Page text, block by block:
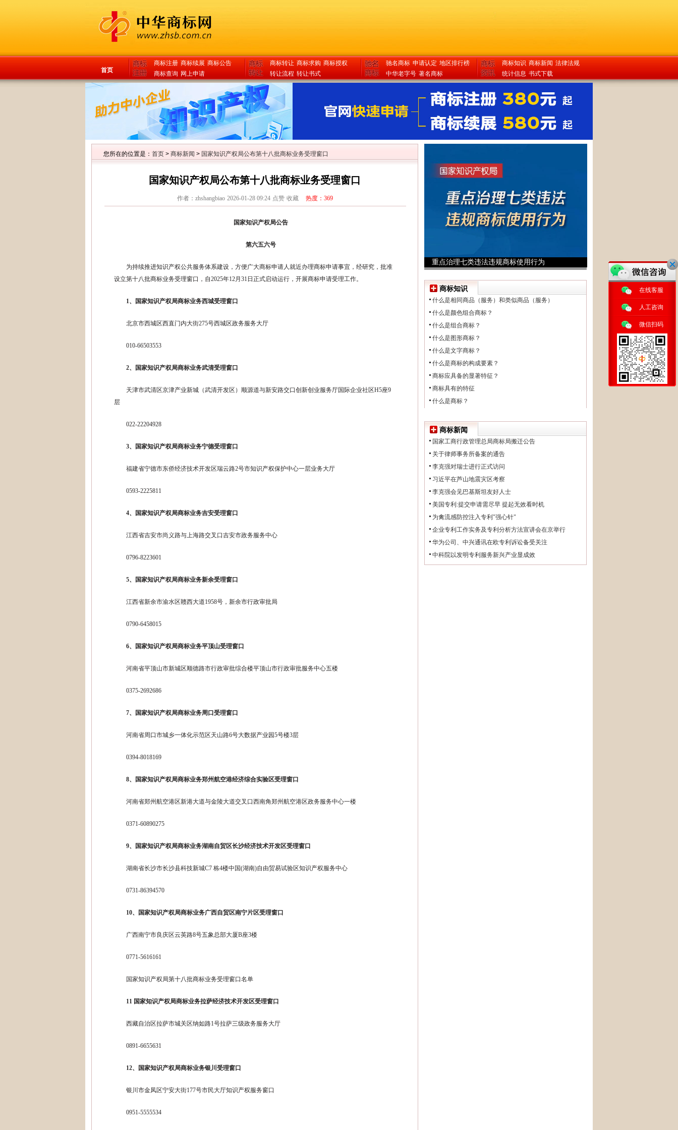
首页
商标注册 商标续展 商标公告
商标查询 网上申请
商标转让 商标求购 商标授权
转让流程 转让书式
驰名商标 申请认定 地区排行榜
中华老字号 著名商标
商标知识 商标新闻 法律法规
统计信息 书式下载
您所在的位置是： 首页 > 商标新闻 > 国家知识产权局公布第十八批商标业务受理窗口
国家知识产权局公布第十八批商标业务受理窗口
作者：zhshangbiao 2026-01-28 09:24 点赞 收藏 热度：369
国家知识产权局公告
第六五六号
为持续推进知识产权公共服务体系建设，方便广大商标申请人就近办理商标申请事宜，经研究，批准
设立第十八批商标业务受理窗口，自2025年12月31日正式启动运行，开展商标申请受理工作。
1、国家知识产权局商标业务西城受理窗口
北京市西城区西直门内大街275号西城区政务服务大厅
010-66503553
2、国家知识产权局商标业务武清受理窗口
天津市武清区京津产业新城（武清开发区）顺源道与新安路交口创新创业服务厅国际企业社区H5座9
层
022-22204928
3、国家知识产权局商标业务宁德受理窗口
福建省宁德市东侨经济技术开发区瑞云路2号市知识产权保护中心一层业务大厅
0593-2225811
4、国家知识产权局商标业务吉安受理窗口
江西省吉安市尚义路与上海路交叉口吉安市政务服务中心
0796-8223601
5、国家知识产权局商标业务新余受理窗口
江西省新余市渝水区赣西大道1958号，新余市行政审批局
0790-6458015
6、国家知识产权局商标业务平顶山受理窗口
河南省平顶山市新城区顺德路市行政审批综合楼平顶山市行政审批服务中心五楼
0375-2692686
7、国家知识产权局商标业务周口受理窗口
河南省周口市城乡一体化示范区天山路6号大数据产业园5号楼3层
0394-8018169
8、国家知识产权局商标业务郑州航空港经济综合实验区受理窗口
河南省郑州航空港区新港大道与金陵大道交叉口西南角郑州航空港区政务服务中心一楼
0371-60890275
9、国家知识产权局商标业务湖南自贸区长沙经济技术开发区受理窗口
湖南省长沙市长沙县科技新城C7 栋4楼中国(湖南)自由贸易试验区知识产权服务中心
0731-86394570
10、国家知识产权局商标业务广西自贸区南宁片区受理窗口
广西南宁市良庆区云英路8号五象总部大厦B座3楼
0771-5616161
国家知识产权局第十八批商标业务受理窗口名单
11 国家知识产权局商标业务拉萨经济技术开发区受理窗口
西藏自治区拉萨市城关区纳如路1号拉萨三级政务服务大厅
0891-6655631
12、国家知识产权局商标业务银川受理窗口
银川市金凤区宁安大街177号市民大厅知识产权服务窗口
0951-5555534
重点治理七类违法违规商标使用行为
商标知识
什么是相同商品（服务）和类似商品（服务）
什么是颜色组合商标？
什么是组合商标？
什么是图形商标？
什么是文字商标？
什么是商标的构成要素？
商标应具备的显著特征？
商标具有的特征
什么是商标？
商标新闻
国家工商行政管理总局商标局搬迁公告
关于律师事务所备案的通告
李克强对瑞士进行正式访问
习近平在芦山地震灾区考察
李克强会见巴基斯坦友好人士
美国专利:提交申请需尽早 提起无效看时机
为禽流感防控注入专利"强心针"
企业专利工作实务及专利分析方法宣讲会在京举行
华为公司、中兴通讯在欧专利诉讼备受关注
中科院以发明专利服务新兴产业显成效
在线客服
人工咨询
微信扫码